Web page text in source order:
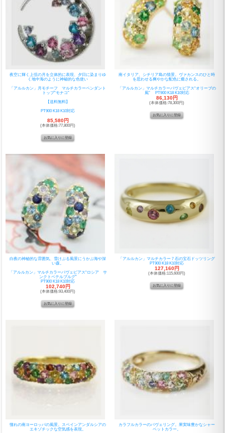
夜空に輝く上弦の月を立体的に表現、夕日に染まりゆ
く地中海のように神秘的な色使い
「アルルカン」月モチーフ マルチカラーペンダント
トップ“モナコ”
【送料無料】
PT900 K18 K10対応
85,580円
(本体価格:77,800円)
南イタリア、シチリア島の情景。ヴァカンスのひと時
を思わせる爽やかな配色に癒される。
「アルルカン」マルチカラーパヴェピアス“オリーブの
風” PT900 K18 K10対応
86,130円
(本体価格:78,300円)
白夜の神秘的な雰囲気、雪けぶる風景にうかぶ海や深
い森。
「アルルカン」マルチカラーパヴェピアス“ロシア サ
ンクトペテルブルグ”
PT900 K18 K10対応
102,740円
(本体価格:93,400円)
「アルルカン」マルチカラー７石の宝石ドッツリング
PT900 K18 K10対応
127,160円
(本体価格:115,600円)
憧れの南ヨーロッパの風景。スペインアンダルシアの
エキゾチックな空気感を表現。
カラフルカラーのパヴェリング。果実味豊かなシャー
ベットカラー。